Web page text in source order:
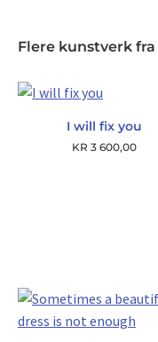
Flere kunstverk fra
I will fix you
KR 3 600,00